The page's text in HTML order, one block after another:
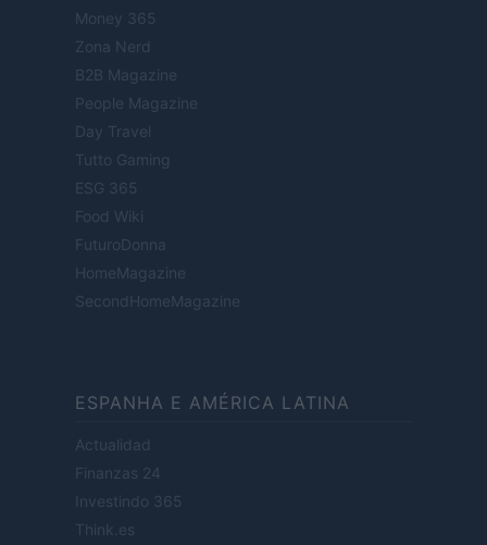
Money 365
Zona Nerd
B2B Magazine
People Magazine
Day Travel
Tutto Gaming
ESG 365
Food Wiki
FuturoDonna
HomeMagazine
SecondHomeMagazine
ESPANHA E AMÉRICA LATINA
Actualidad
Finanzas 24
Investindo 365
Think.es